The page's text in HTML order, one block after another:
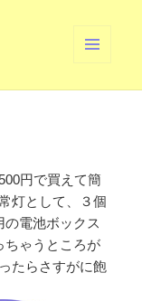
ーとウ
円で買えて簡
灯として、３個
電池ボックス
ちゃうところが
たらさすがに飽